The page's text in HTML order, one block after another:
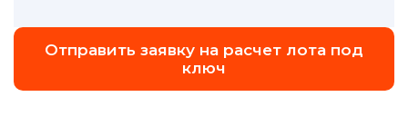
Отправить заявку на расчет лота под
ключ